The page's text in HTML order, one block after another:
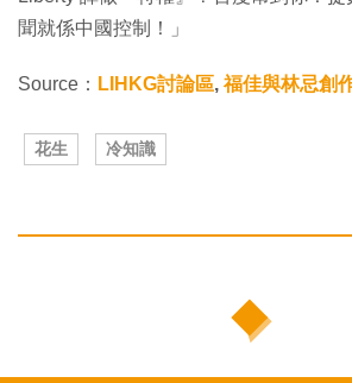
聞就係中國控制！」
Source： LIHKG討論區,福佳與林忌創
花生 冷知識